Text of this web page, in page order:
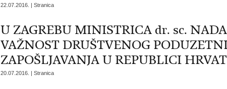
22.07.2016. | Stranica
U ZAGREBU MINISTRICA dr. sc.
VAŽNOST DRUŠTVENOG
ZAPOŠLJAVANJA U REPUBLICI
20.07.2016. | Stranica